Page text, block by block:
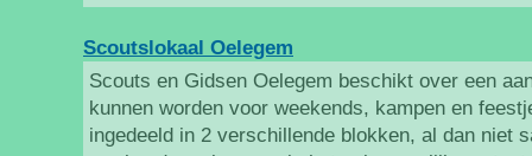
Scoutslokaal Oelegem
Scouts en Gidsen Oelegem beschikt over een
kunnen worden voor weekends, kampen en
ingedeeld in 2 verschillende blokken, al dan niet